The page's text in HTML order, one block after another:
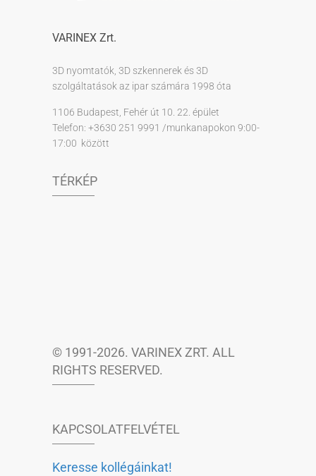
VARINEX Zrt.
3D nyomtatók, 3D szkennerek és 3D
szolgáltatások az ipar számára 1998 óta
1106 Budapest, Fehér út 10. 22. épület
Telefon: +3630 251 9991 /munkanapokon 9:00-
17:00 között
TÉRKÉP
© 1991-2026. VARINEX ZRT. ALL
RIGHTS RESERVED.
KAPCSOLATFELVÉTEL
Keresse kollégáinkat!